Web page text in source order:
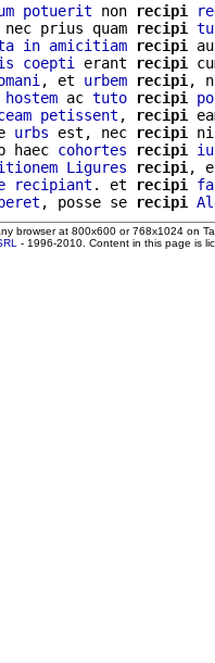
potuerit non recipi
nec prius quam recipi
in amicitiam recipi
coepti erant recipi
, et urbem recipi ,
hostem ac tuto recipi
petissent , recipi
urbs est, nec recipi
haec cohortes recipi
Ligures recipi ,
recipiant . et recipi
, posse se recipi
browser at 800x600 or 768x1024 on
- 1996-2010. Content in this page is